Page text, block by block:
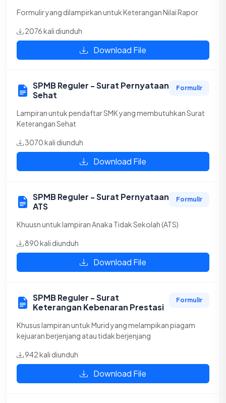
Formulir yang dilampirkan untuk Keterangan Nilai Rapor
2076 kali diunduh
Download File
SPMB Reguler - Surat Pernyataan
Sehat
Formulir
Lampiran untuk pendaftar SMK yang membutuhkan Surat
Keterangan Sehat
3070 kali diunduh
Download File
SPMB Reguler - Surat Pernyataan
ATS
Formulir
Khuusn untuk lampiran Anaka Tidak Sekolah (ATS)
890 kali diunduh
Download File
SPMB Reguler - Surat
Keterangan Kebenaran Prestasi
Formulir
Khusus lampiran untuk Murid yang melampikan piagam
kejuaran berjenjang atau tidak berjenjang
942 kali diunduh
Download File